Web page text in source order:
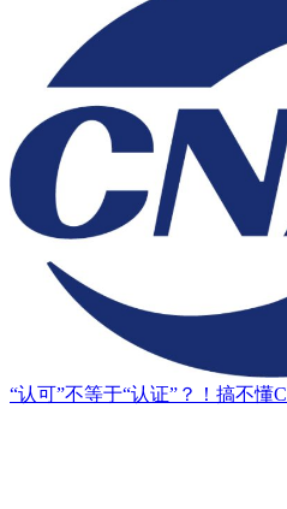
“认可”不等于“认证”？！搞不懂